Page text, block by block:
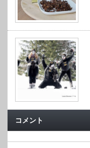
コメント